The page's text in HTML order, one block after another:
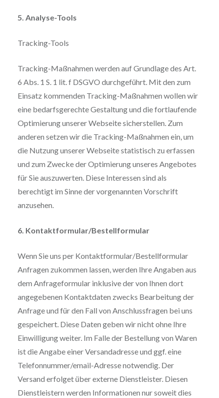
5. Analyse-Tools
Tracking-Tools
Tracking-Maßnahmen werden auf Grundlage des Art.
6 Abs. 1 S. 1 lit. f DSGVO durchgeführt. Mit den zum
Einsatz kommenden Tracking-Maßnahmen wollen wir
eine bedarfsgerechte Gestaltung und die fortlaufende
Optimierung unserer Webseite sicherstellen. Zum
anderen setzen wir die Tracking-Maßnahmen ein, um
die Nutzung unserer Webseite statistisch zu erfassen
und zum Zwecke der Optimierung unseres Angebotes
für Sie auszuwerten. Diese Interessen sind als
berechtigt im Sinne der vorgenannten Vorschrift
anzusehen.
6. Kontaktformular/Bestellformular
Wenn Sie uns per Kontaktformular/Bestellformular
Anfragen zukommen lassen, werden Ihre Angaben aus
dem Anfrageformular inklusive der von Ihnen dort
angegebenen Kontaktdaten zwecks Bearbeitung der
Anfrage und für den Fall von Anschlussfragen bei uns
gespeichert. Diese Daten geben wir nicht ohne Ihre
Einwilligung weiter. Im Falle der Bestellung von Waren
ist die Angabe einer Versandadresse und ggf. eine
Telefonnummer/email-Adresse notwendig. Der
Versand erfolget über externe Dienstleister. Diesen
Dienstleistern werden Informationen nur soweit dies